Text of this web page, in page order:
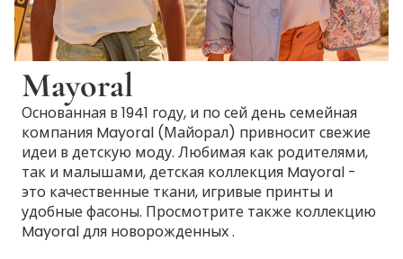
Mayoral
Основанная в 1941 году, и по сей день семейная
компания Mayoral (Майорал) привносит свежие
идеи в детскую моду. Любимая как родителями,
так и малышами, детская коллекция Mayoral -
это качественные ткани, игривые принты и
удобные фасоны. Просмотрите также коллекцию
Mayoral для новорожденных .